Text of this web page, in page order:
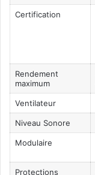
Certification
Rendement
maximum
Ventilateur
Niveau Sonore
Modulaire
Protections